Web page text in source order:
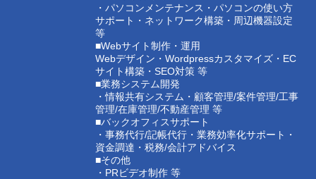
・パソコンメンテナンス・パソコンの使い方
サポート・ネットワーク構築・周辺機器設定
等
■Webサイト制作・運用
Webデザイン・Wordpressカスタマイズ・EC
サイト構築・SEO対策 等
■業務システム開発
・情報共有システム・顧客管理/案件管理/工事
管理/在庫管理/不動産管理 等
■バックオフィスサポート
・事務代行/記帳代行・業務効率化サポート・
資金調達・税務/会計アドバイス
■その他
・PRビデオ制作 等